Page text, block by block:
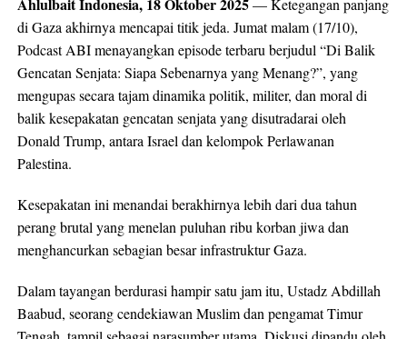
— Ketegangan panjang
di Gaza akhirnya mencapai titik jeda. Jumat malam (17/10),
Podcast ABI menayangkan episode terbaru berjudul “Di Balik
Gencatan Senjata: Siapa Sebenarnya yang Menang?”, yang
mengupas secara tajam dinamika politik, militer, dan moral di
balik kesepakatan gencatan senjata yang disutradarai oleh
Donald Trump, antara Israel dan kelompok Perlawanan
Palestina.
Kesepakatan ini menandai berakhirnya lebih dari dua tahun
perang brutal yang menelan puluhan ribu korban jiwa dan
menghancurkan sebagian besar infrastruktur Gaza.
Dalam tayangan berdurasi hampir satu jam itu, Ustadz Abdillah
Baabud, seorang cendekiawan Muslim dan pengamat Timur